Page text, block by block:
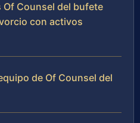
Of Counsel del bufete
con activos
de Of Counsel del